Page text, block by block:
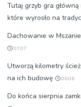
Tutaj grzyb gra
które wyrosło na
Dachowanie w
07:07
Utworzą kilometry
na ich budowę
06:06
Do końca sierpnia